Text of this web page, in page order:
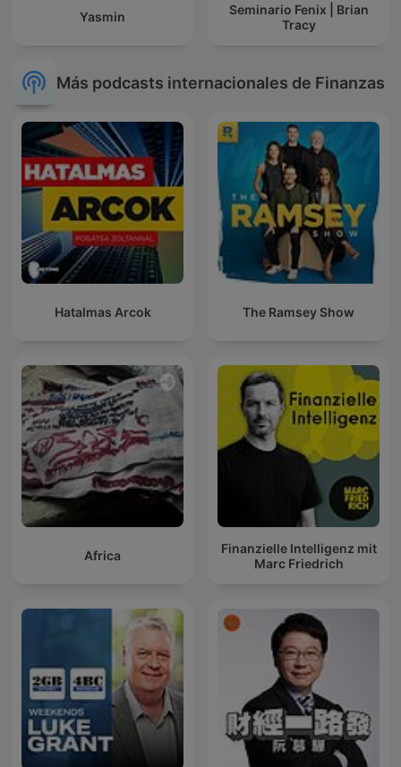
Yasmin
Seminario Fenix | Brian
Tracy
Más podcasts internacionales de Finanzas
Hatalmas Arcok The Ramsey Show
Africa
Finanzielle Intelligenz mit
Marc Friedrich